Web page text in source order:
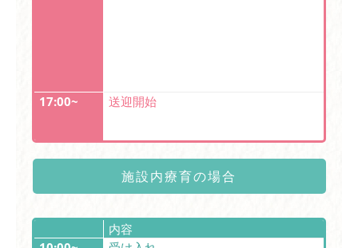
17:00~ 送迎開始
施設内療育の場合
内容